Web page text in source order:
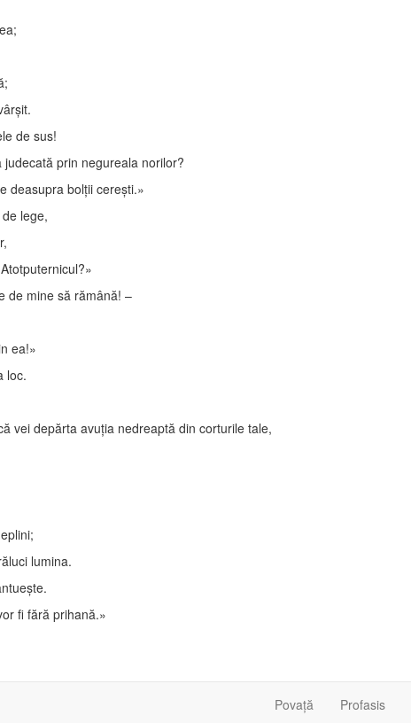
de sus!
prin negureala norilor?
deasupra bolţii cereşti.»
lege,
de mine să rămână! –
ea!»
loc.
vei depărta avuţia nedreaptă din corturile tale,
lumina.
fi fără prihană.»
Povață Profasis